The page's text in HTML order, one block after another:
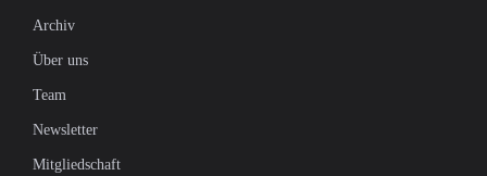
Archiv
Über uns
Team
Newsletter
Mitgliedschaft